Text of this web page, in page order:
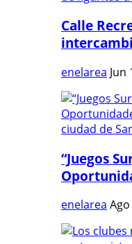
Calle
enelarea Jun
“Juegos
enelarea